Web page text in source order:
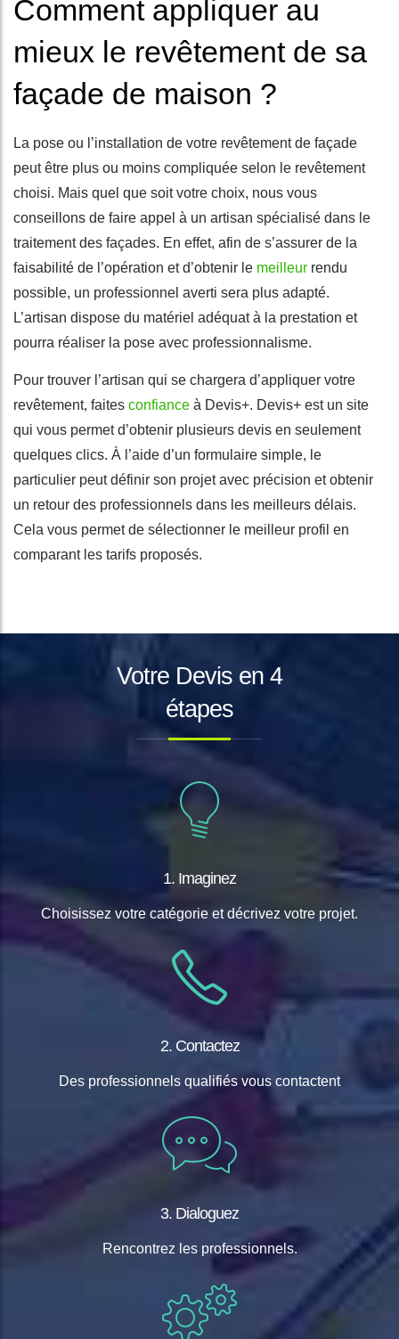
Comment appliquer au
mieux le revêtement de sa
façade de maison ?
La pose ou l’installation de votre revêtement de façade
peut être plus ou moins compliquée selon le revêtement
choisi. Mais quel que soit votre choix, nous vous
conseillons de faire appel à un artisan spécialisé dans le
traitement des façades. En effet, afin de s’assurer de la
faisabilité de l’opération et d’obtenir le meilleur rendu
possible, un professionnel averti sera plus adapté.
L’artisan dispose du matériel adéquat à la prestation et
pourra réaliser la pose avec professionnalisme.
Pour trouver l’artisan qui se chargera d’appliquer votre
revêtement, faites confiance à Devis+. Devis+ est un site
qui vous permet d’obtenir plusieurs devis en seulement
quelques clics. À l’aide d’un formulaire simple, le
particulier peut définir son projet avec précision et obtenir
un retour des professionnels dans les meilleurs délais.
Cela vous permet de sélectionner le meilleur profil en
comparant les tarifs proposés.
Votre Devis en 4
étapes
1. Imaginez
Choisissez votre catégorie et décrivez votre projet.
2. Contactez
Des professionnels qualifiés vous contactent
3. Dialoguez
Rencontrez les professionnels.